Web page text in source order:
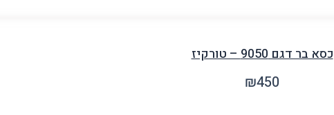
כסא בר דגם 9050 – טורקיז
₪450